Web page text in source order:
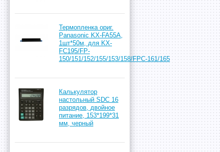
Термопленка ориг.
Panasonic KX-FA55A,
1шт*50м, для KX-
FC195/FP-
150/151/152/155/153/158/FPС-161/165
Калькулятор
настольный SDC 16
разрядов, двойное
питание, 153*199*31
мм, черный